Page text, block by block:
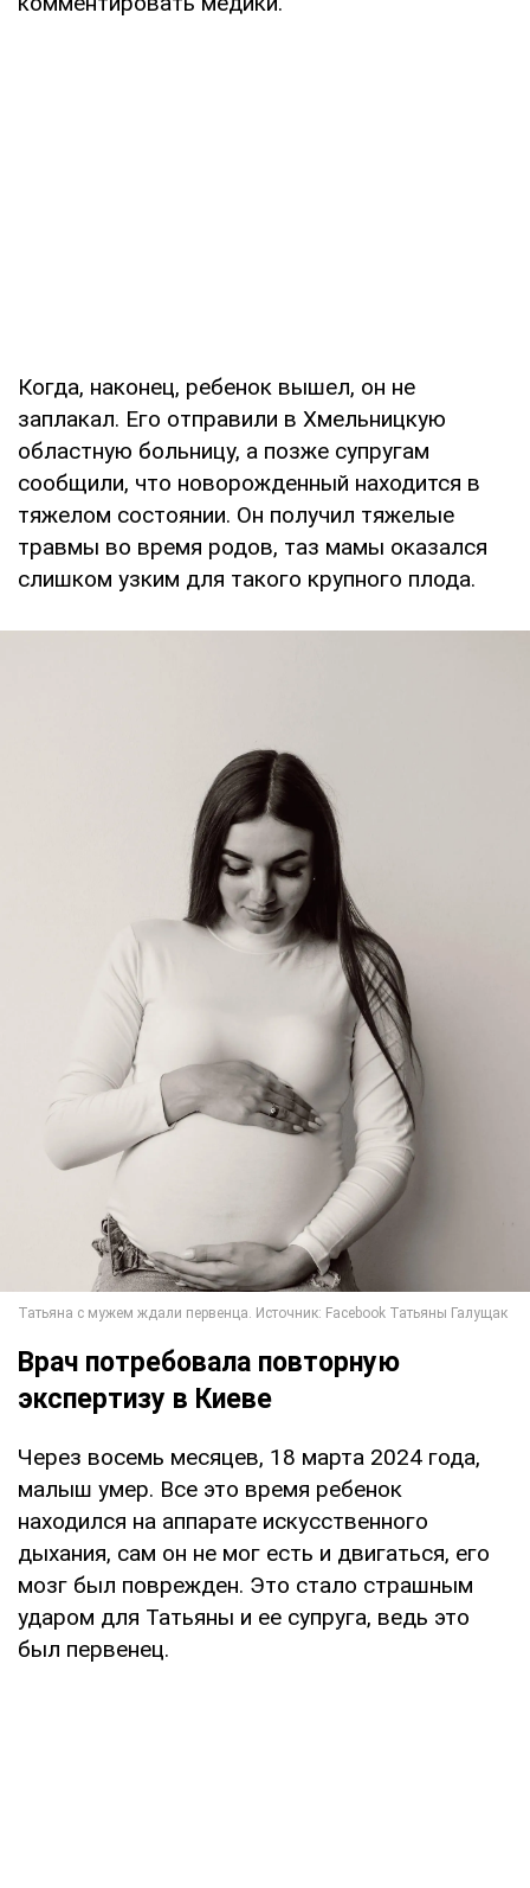
Когда, наконец, ребенок вышел, он не
заплакал. Его отправили в Хмельницкую
областную больницу, а позже супругам
сообщили, что новорожденный находится в
тяжелом состоянии. Он получил тяжелые
травмы во время родов, таз мамы оказался
слишком узким для такого крупного плода.
Врач потребовала повторную
экспертизу в Киеве
Через восемь месяцев, 18 марта 2024 года,
малыш умер. Все это время ребенок
находился на аппарате искусственного
дыхания, сам он не мог есть и двигаться, его
мозг был поврежден. Это стало страшным
ударом для Татьяны и ее супруга, ведь это
был первенец.